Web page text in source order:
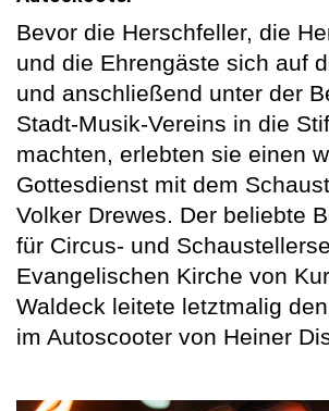
Bevor die Herschfeller, die
und die Ehrengäste sich auf
und anschließend unter der
Stadt-Musik-Vereins in die
machten, erlebten sie einen
Gottesdienst mit dem
Volker Drewes. Der beliebte
für Circus- und
Evangelischen Kirche von
Waldeck leitete letztmalig
im Autoscooter von Heiner